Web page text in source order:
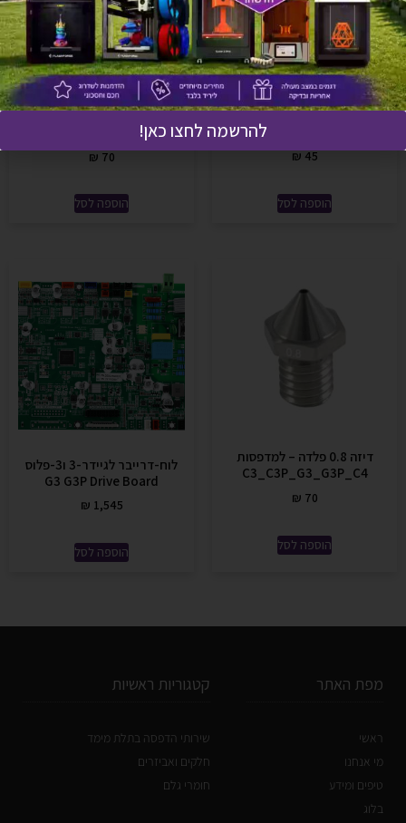
חיישן טמפרטורה לראש הדפסה
לגיידר-3 וגיידר-3-פלוס G3
G3P Nozzle Temperature
₪ 45
הוספה לסל
דיזה 0.6 פלדה – למדפסות
C3_C3P_G3_G3P_C4
₪ 70
הוספה לסל
דיזה 0.8 פלדה – למדפסות
C3_C3P_G3_G3P_C4
₪ 70
הוספה לסל
לוח-דרייבר לגיידר-3 ו3-פלוס
G3 G3P Drive Board
₪ 1,545
הוספה לסל
מפת האתר
ראשי
מי אנחנו
טיפים ומידע
בלוג
קטגוריות ראשיות
שירותי הדפסה בתלת מימד
חלקים ואביזרים
חומרי גלם
להרשמה לחצו כאן!